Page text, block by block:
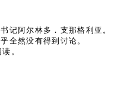
记阿尔林多．支那格利亚。
全然没有得到讨论。
。